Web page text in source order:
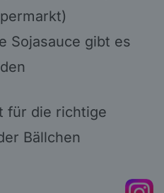
Sojasauce gibt es
für die richtige
Bällchen